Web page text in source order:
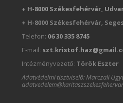
+ H-8000 Székesfehérvár,
+ H-8000 Székesfehérvár,
Telefon: 06 30 335 8745
E-mail:
Intézményvezető: Török Eszter
Adatvédelmi tisztviselő: Marczali